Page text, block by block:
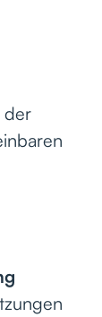
der